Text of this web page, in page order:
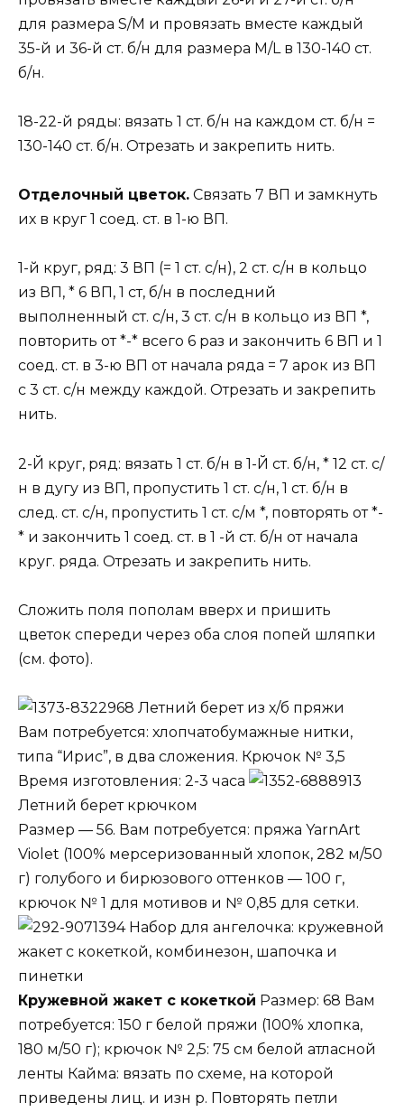
для размера S/M и провязать вместе каждый
35-й и 36-й ст. б/н для размера M/L в 130-140 ст.
б/н.
18-22-й ряды: вязать 1 ст. б/н на каждом ст. б/н =
130-140 ст. б/н. Отрезать и закрепить нить.
Отделочный цветок. Связать 7 ВП и замкнуть
их в круг 1 соед. ст. в 1-ю ВП.
1-й круг, ряд: 3 ВП (= 1 ст. с/н), 2 ст. с/н в кольцо
из ВП, * 6 ВП, 1 ст, б/н в последний
выполненный ст. с/н, 3 ст. с/н в кольцо из ВП *,
повторить от *-* всего 6 раз и закончить 6 ВП и 1
соед. ст. в 3-ю ВП от начала ряда = 7 арок из ВП
с 3 ст. с/н между каждой. Отрезать и закрепить
нить.
2-Й круг, ряд: вязать 1 ст. б/н в 1-Й ст. б/н, * 12 ст. с/
н в дугу из ВП, пропустить 1 ст. с/н, 1 ст. б/н в
след. ст. с/н, пропустить 1 ст. с/м *, повторять от *-
* и закончить 1 соед. ст. в 1 -й ст. б/н от начала
круг. ряда. Отрезать и закрепить нить.
Сложить поля пополам вверх и пришить
цветок спереди через оба слоя попей шляпки
(см. фото).
Летний берет из х/б пряжи
Вам потребуется: хлопчатобумажные нитки,
типа “Ирис”, в два сложения. Крючок № 3,5
Время изготовления: 2-3 часа
Летний берет крючком
Размер — 56. Вам потребуется: пряжа YarnArt
Violet (100% мерсеризованный хлопок, 282 м/50
г) голубого и бирюзового оттенков — 100 г,
крючок № 1 для мотивов и № 0,85 для сетки.
Набор для ангелочка: кружевной
жакет с кокеткой, комбинезон, шапочка и
пинетки
Кружевной жакет с кокеткой Размер: 68 Вам
потребуется: 150 г белой пряжи (100% хлопка,
180 м/50 г); крючок № 2,5: 75 см белой атласной
ленты Кайма: вязать по схеме, на которой
приведены лиц. и изн р. Повторять петли